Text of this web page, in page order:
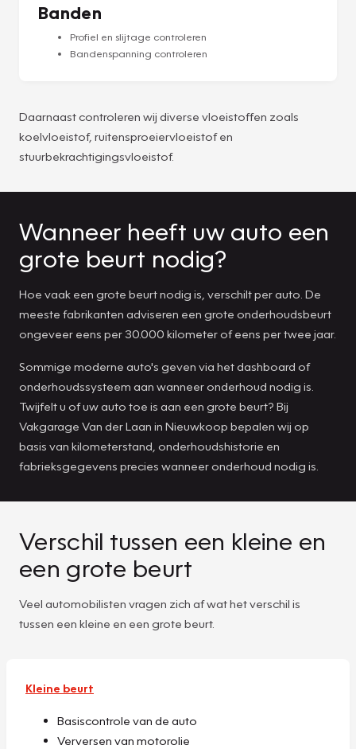
Banden
Profiel en slijtage controleren
Bandenspanning controleren
Daarnaast controleren wij diverse vloeistoffen zoals
koelvloeistof, ruitensproeiervloeistof en
stuurbekrachtigingsvloeistof.
Wanneer heeft uw auto een
grote beurt nodig?
Hoe vaak een grote beurt nodig is, verschilt per auto. De
meeste fabrikanten adviseren een grote onderhoudsbeurt
ongeveer eens per 30.000 kilometer of eens per twee jaar.
Sommige moderne auto's geven via het dashboard of
onderhoudssysteem aan wanneer onderhoud nodig is.
Twijfelt u of uw auto toe is aan een grote beurt? Bij
Vakgarage Van der Laan in Nieuwkoop bepalen wij op
basis van kilometerstand, onderhoudshistorie en
fabrieksgegevens precies wanneer onderhoud nodig is.
Verschil tussen een kleine en
een grote beurt
Veel automobilisten vragen zich af wat het verschil is
tussen een kleine en een grote beurt.
Kleine beurt
Basiscontrole van de auto
Verversen van motorolie